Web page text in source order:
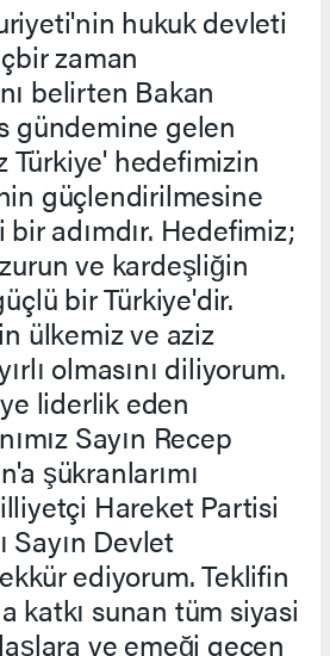
hukuk devleti
zaman
belirten Bakan
gündemine gelen
Türkiye' hedefimizin
güçlendirilmesine
adımdır. Hedefimiz;
ve kardeşliğin
bir Türkiye'dir.
ülkemiz ve aziz
olmasını diliyorum.
liderlik eden
Sayın Recep
şükranlarımı
Hareket Partisi
Sayın Devlet
ediyorum. Teklifin
katkı sunan tüm siyasi
ve emeği geçen